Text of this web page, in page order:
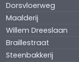
Dorsvloerweg
Maalderij
Willem Dreeslaan
Braillestraat
Steenbakkerij